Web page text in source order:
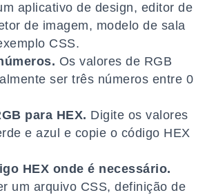
aplicativo de design, editor de
de imagem, modelo de sala
CSS.
Os valores de RGB
ser três números entre 0
para HEX. Digite os valores
e azul e copie o código HEX
HEX onde é necessário.
um arquivo CSS, definição de